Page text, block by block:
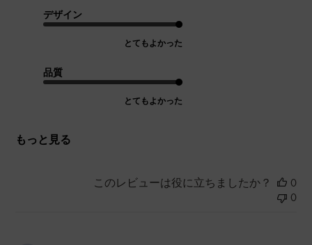
デザイン
とてもよかった
品質
とてもよかった
もっと見る
このレビューは役に立ちましたか？
0
0